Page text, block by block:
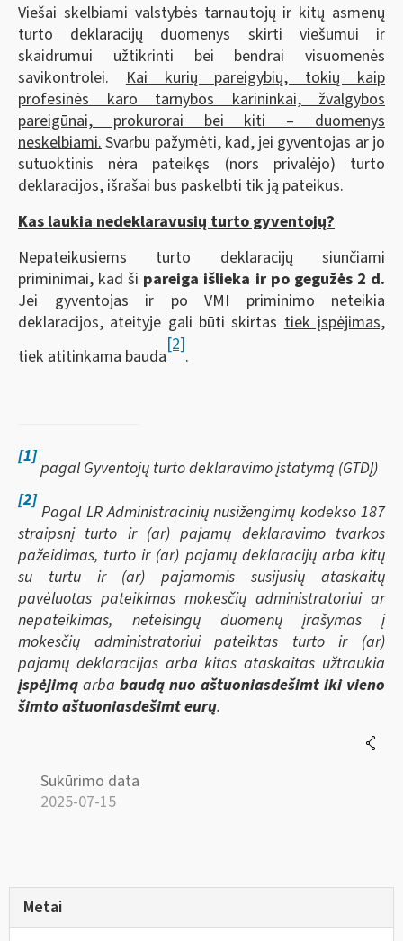
Viešai skelbiami valstybės tarnautojų ir kitų asmenų
turto deklaracijų duomenys skirti viešumui ir
skaidrumui užtikrinti bei bendrai visuomenės
savikontrolei. Kai kurių pareigybių, tokių kaip
profesinės karo tarnybos karininkai, žvalgybos
pareigūnai, prokurorai bei kiti – duomenys
neskelbiami. Svarbu pažymėti, kad, jei gyventojas ar jo
sutuoktinis nėra pateikęs (nors privalėjo) turto
deklaracijos, išrašai bus paskelbti tik ją pateikus.
Kas laukia nedeklaravusių turto gyventojų?
Nepateikusiems turto deklaracijų siunčiami
priminimai, kad ši pareiga išlieka ir po gegužės 2 d.
Jei gyventojas ir po VMI priminimo neteikia
deklaracijos, ateityje gali būti skirtas tiek įspėjimas,
tiek atitinkama bauda
[2]
.
[1]
pagal Gyventojų turto deklaravimo įstatymą (GTDĮ)
[2]
Pagal LR Administracinių nusižengimų kodekso 187
straipsnį turto ir (ar) pajamų deklaravimo tvarkos
pažeidimas, turto ir (ar) pajamų deklaracijų arba kitų
su turtu ir (ar) pajamomis susijusių ataskaitų
pavėluotas pateikimas mokesčių administratoriui ar
nepateikimas, neteisingų duomenų įrašymas į
mokesčių administratoriui pateiktas turto ir (ar)
pajamų deklaracijas arba kitas ataskaitas užtraukia
įspėjimą arba baudą nuo aštuoniasdešimt iki vieno
šimto aštuoniasdešimt eurų.
Sukūrimo data
2025-07-15
Metai